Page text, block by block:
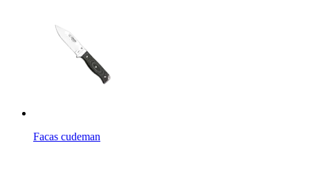
Facas cudeman